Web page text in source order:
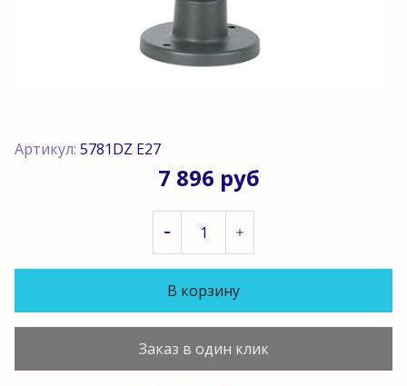
Артикул: 5781DZ Е27
7 896 руб
В корзину
Заказ в один клик